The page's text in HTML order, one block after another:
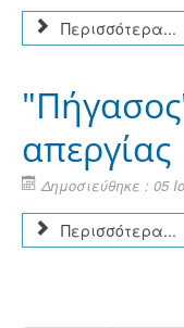
Περισσότερα...
απεργίας
Δημοσιεύθηκε : 05
Περισσότερα...